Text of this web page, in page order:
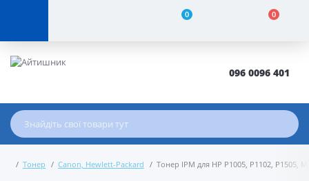
0 0
096 0096 401
Тонер Canon, Hewlett-Packard Тонер IPM для HP P1005, P1102, P1505,